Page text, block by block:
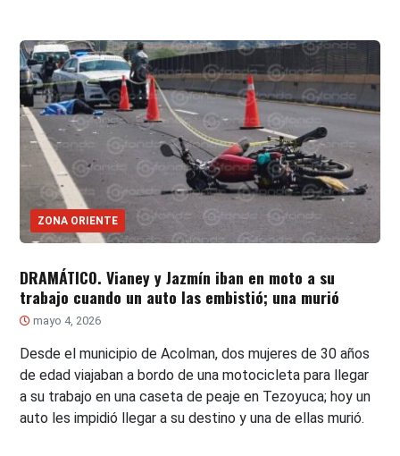
ZONA ORIENTE
DRAMÁTICO. Vianey y Jazmín iban en moto a su
trabajo cuando un auto las embistió; una murió
mayo 4, 2026
Desde el municipio de Acolman, dos mujeres de 30 años
de edad viajaban a bordo de una motocicleta para llegar
a su trabajo en una caseta de peaje en Tezoyuca; hoy un
auto les impidió llegar a su destino y una de ellas murió.